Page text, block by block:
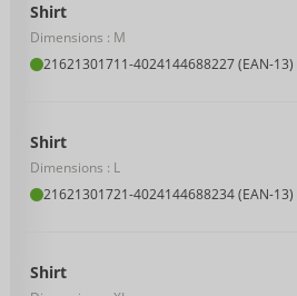
Shirt
Dimensions : M
21621301711-4024144688227 (EAN-13)
Shirt
Dimensions : L
21621301721-4024144688234 (EAN-13)
Shirt